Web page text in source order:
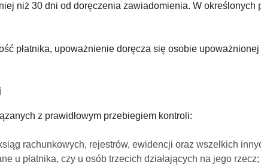
niż 30 dni od doręczenia zawiadomienia. W
płatnika, upoważnienie doręcza się osobie
z prawidłowym przebiegiem kontroli:
rachunkowych, rejestrów, ewidencji oraz wszelkich
u płatnika, czy u osób trzecich działających na jego rzecz;